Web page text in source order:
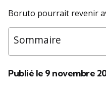
Boruto pourrait revenir
Sommaire
Publié le 9 novembre